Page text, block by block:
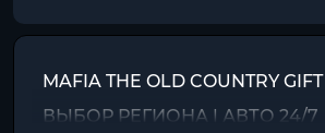
MAFIA THE OLD COUNTRY
ВЫБОР РЕГИОНА | АВТО 24/7